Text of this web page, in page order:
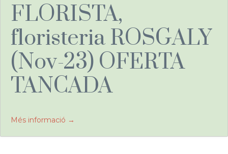
FLORISTA,
floristeria ROSGALY
(Nov-23) OFERTA
TANCADA
Més informació